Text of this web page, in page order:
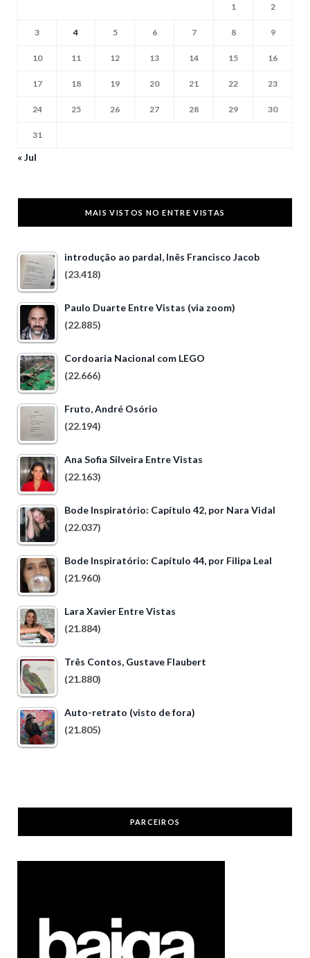
1 2
3 4 5 6 7 8 9
10 11 12 13 14 15 16
17 18 19 20 21 22 23
24 25 26 27 28 29 30
31
« Jul
MAIS VISTOS NO ENTRE VISTAS
introdução ao pardal, Inês Francisco Jacob
(23.418)
Paulo Duarte Entre Vistas (via zoom)
(22.885)
Cordoaria Nacional com LEGO
(22.666)
Fruto, André Osório
(22.194)
Ana Sofia Silveira Entre Vistas
(22.163)
Bode Inspiratório: Capítulo 42, por Nara Vidal
(22.037)
Bode Inspiratório: Capítulo 44, por Filipa Leal
(21.960)
Lara Xavier Entre Vistas
(21.884)
Três Contos, Gustave Flaubert
(21.880)
Auto-retrato (visto de fora)
(21.805)
PARCEIROS